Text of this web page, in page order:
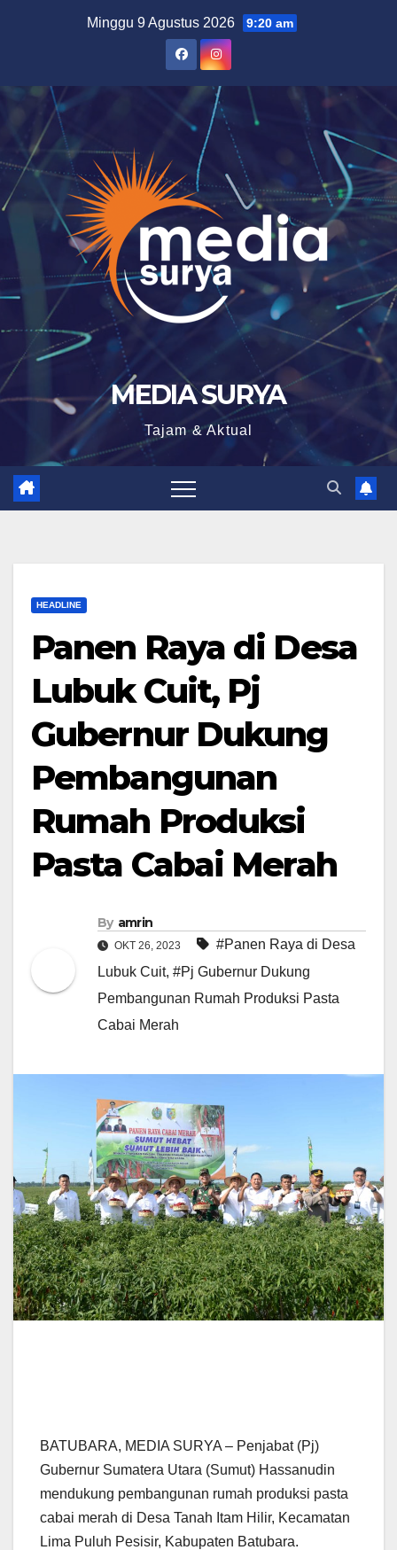
Minggu 9 Agustus 2026 9:20 am
MEDIA SURYA
Tajam & Aktual
HEADLINE
Panen Raya di Desa
Lubuk Cuit, Pj
Gubernur Dukung
Pembangunan
Rumah Produksi
Pasta Cabai Merah
By amrin
OKT 26, 2023
#Panen Raya di Desa
Lubuk Cuit, #Pj Gubernur Dukung
Pembangunan Rumah Produksi Pasta
Cabai Merah
BATUBARA, MEDIA SURYA – Penjabat (Pj)
Gubernur Sumatera Utara (Sumut) Hassanudin
mendukung pembangunan rumah produksi pasta
cabai merah di Desa Tanah Itam Hilir, Kecamatan
Lima Puluh Pesisir, Kabupaten Batubara.